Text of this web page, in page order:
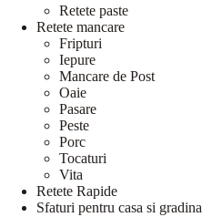
Retete paste
Retete mancare
Fripturi
Iepure
Mancare de Post
Oaie
Pasare
Peste
Porc
Tocaturi
Vita
Retete Rapide
Sfaturi pentru casa si gradina